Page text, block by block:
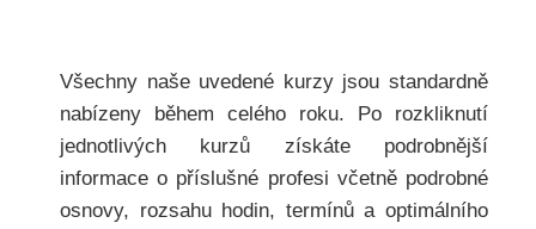
Všechny naše uvedené kurzy jsou standardně
nabízeny během celého roku. Po rozkliknutí
jednotlivých kurzů získáte podrobnější
informace o příslušné profesi včetně podrobné
osnovy, rozsahu hodin, termínů a optimálního